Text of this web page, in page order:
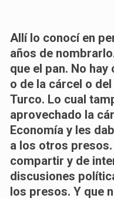
Allí lo conocí en
años de
que el pan. No
o de la cárcel o
Turco. Lo cual
aprovechado la
Economía y les
a los otros
compartir y de
discusiones
los presos. Y que